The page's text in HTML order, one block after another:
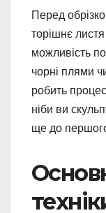
Перед
торішнє листя
можливість
чорні плями
робить
ніби ви
ще до